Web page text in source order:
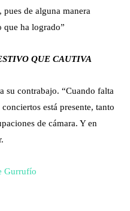
de alguna manera
ha logrado”
QUE CAUTIVA
su contrabajo. “Cuando falta
está presente, tanto
de cámara. Y en